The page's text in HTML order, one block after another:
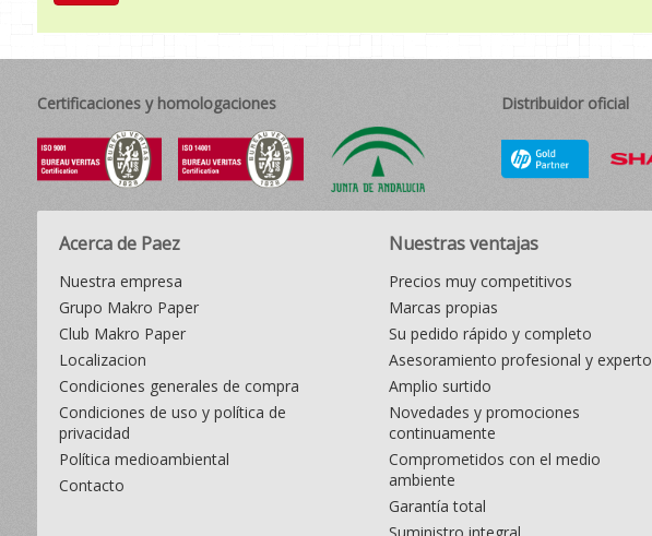
Certificaciones y homologaciones Distribuidor oficial
Acerca de Paez
Nuestra empresa
Grupo Makro Paper
Club Makro Paper
Localizacion
Condiciones generales de compra
Condiciones de uso y política de
privacidad
Política medioambiental
Contacto
Nuestras ventajas
Precios muy competitivos
Marcas propias
Su pedido rápido y completo
Asesoramiento profesional y experto
Amplio surtido
Novedades y promociones
continuamente
Comprometidos con el medio
ambiente
Garantía total